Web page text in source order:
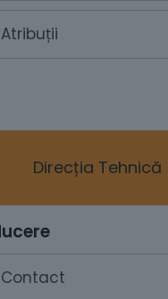
Atribuții
Direcția Tehnică
Contact